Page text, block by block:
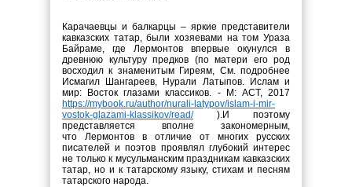
Карачаевцы и балкарцы – яркие представители
кавказских татар, были хозяевами на том Ураза
Байраме, где Лермонтов впервые окунулся в
древнюю культуру предков (по матери его род
восходил к знаменитым Гиреям, См. подробнее
Исмагил Шангареев, Нурали Латыпов. Ислам и
мир: Восток глазами классиков. - М: АСТ, 2017
https://mybook.ru/author/nurali-latypov/islam-i-mir-
vostok-glazami-klassikov/read/).И поэтому
представляется вполне закономерным,
что Лермонтов в отличие от многих русских
писателей и поэтов проявлял глубокий интерес
не только к мусульманским праздникам кавказских
татар, но и к татарскому языку, стихам и песням
татарского народа.